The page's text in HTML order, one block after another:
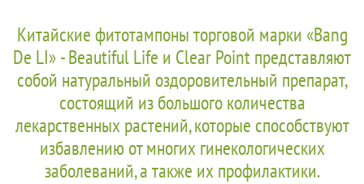
Китайские фитотампоны торговой марки «Bang
De LI» - Beautiful Life и Clear Point представляют
собой натуральный оздоровительный препарат,
состоящий из большого количества
лекарственных растений, которые способствуют
избавлению от многих гинекологических
заболеваний, а также их профилактики.